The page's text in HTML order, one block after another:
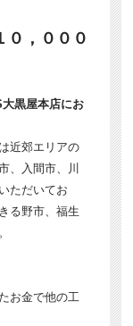
，０００
黒屋本店にお
近郊エリアの
、入間市、川
ただいてお
る野市、福生
お金で他の工